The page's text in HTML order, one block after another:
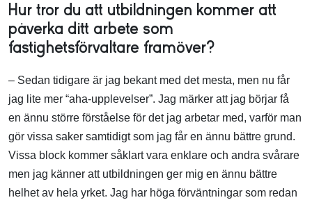
Hur tror du att utbildningen kommer att
påverka ditt arbete som
fastighetsförvaltare framöver?
– Sedan tidigare är jag bekant med det mesta, men nu får
jag lite mer “aha-upplevelser”. Jag märker att jag börjar få
en ännu större förståelse för det jag arbetar med, varför man
gör vissa saker samtidigt som jag får en ännu bättre grund.
Vissa block kommer såklart vara enklare och andra svårare
men jag känner att utbildningen ger mig en ännu bättre
helhet av hela yrket. Jag har höga förväntningar som redan